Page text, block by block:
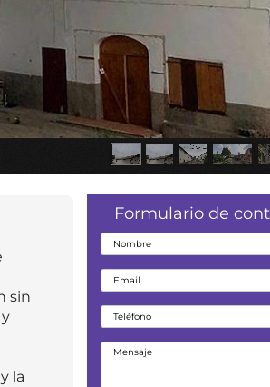
sin
la
Formulario de